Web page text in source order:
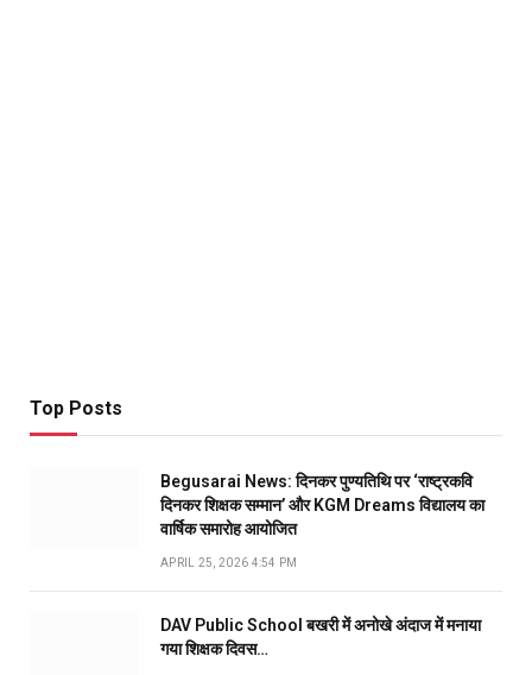
Top Posts
Begusarai News: दिनकर पुण्यतिथि पर ‘राष्ट्रकवि
दिनकर शिक्षक सम्मान’ और KGM Dreams विद्यालय का
वार्षिक समारोह आयोजित
APRIL 25, 2026 4:54 PM
DAV Public School बखरी में अनोखे अंदाज में मनाया
गया शिक्षक दिवस…